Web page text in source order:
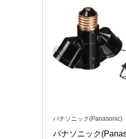
パナソニック(Panasonic)
パナソニック